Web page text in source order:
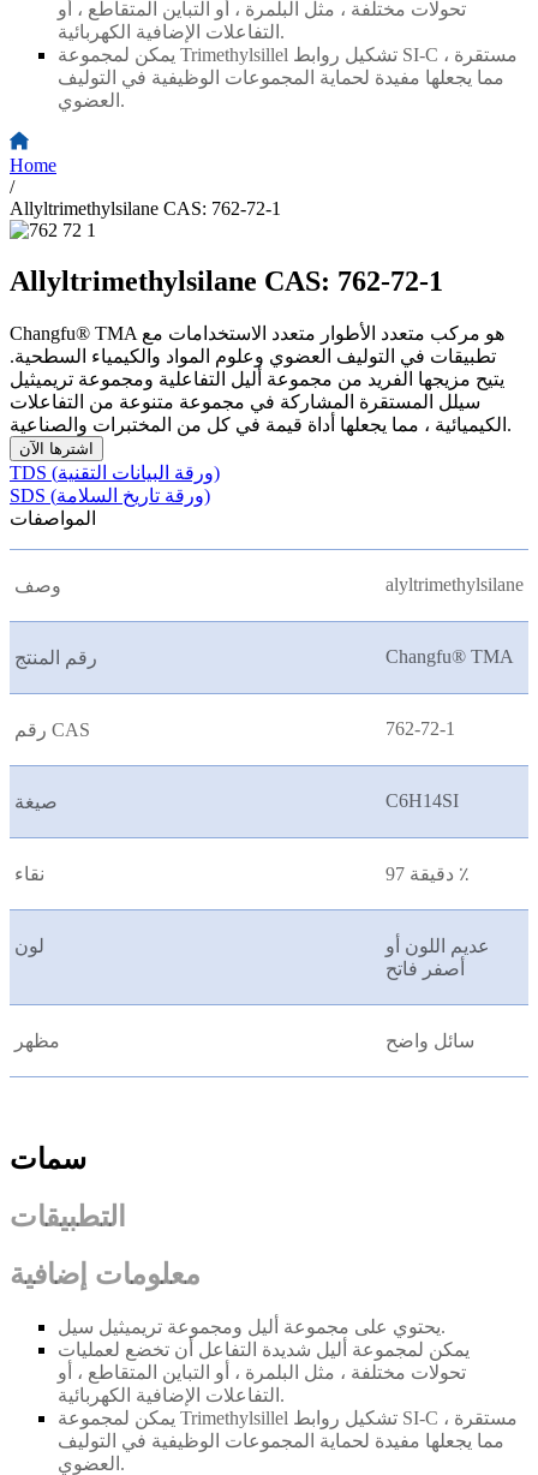
تحولات مختلفة ، مثل البلمرة ، أو التباين المتقاطع ، أو
التفاعلات الإضافية الكهربائية.
يمكن لمجموعة Trimethylsillel تشكيل روابط SI-C مستقرة ،
مما يجعلها مفيدة لحماية المجموعات الوظيفية في التوليف
العضوي.
Home
/
Allyltrimethylsilane CAS: 762-72-1
Allyltrimethylsilane CAS: 762-72-1
Changfu® TMA هو مركب متعدد الأطوار متعدد الاستخدامات مع
تطبيقات في التوليف العضوي وعلوم المواد والكيمياء السطحية.
يتيح مزيجها الفريد من مجموعة أليل التفاعلية ومجموعة تريميثيل
سيلل المستقرة المشاركة في مجموعة متنوعة من التفاعلات
الكيميائية ، مما يجعلها أداة قيمة في كل من المختبرات والصناعية.
اشترها الآن
TDS (ورقة البيانات التقنية)
SDS (ورقة تاريخ السلامة)
المواصفات
وصف alyltrimethylsilane
رقم المنتج Changfu® TMA
رقم CAS 762-72-1
صيغة C6H14SI
نقاء دقيقة 97 ٪
لون
عديم اللون أو
أصفر فاتح
مظهر سائل واضح
سمات
التطبيقات
معلومات إضافية
يحتوي على مجموعة أليل ومجموعة تريميثيل سيل.
يمكن لمجموعة أليل شديدة التفاعل أن تخضع لعمليات
تحولات مختلفة ، مثل البلمرة ، أو التباين المتقاطع ، أو
التفاعلات الإضافية الكهربائية.
يمكن لمجموعة Trimethylsillel تشكيل روابط SI-C مستقرة ،
مما يجعلها مفيدة لحماية المجموعات الوظيفية في التوليف
العضوي.